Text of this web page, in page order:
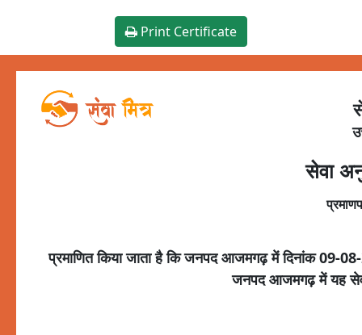
Print Certificate
सेवा
प्रमाणित किया जाता है कि जनपदआजमगढ़में दिनांक09-
जनपदआजमगढ़में यह